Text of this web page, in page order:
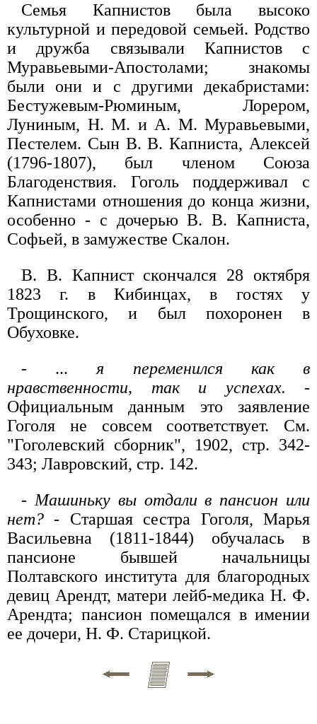
Семья Капнистов была высоко
культурной и передовой семьей. Родство
и дружба связывали Капнистов с
Муравьевыми-Апостолами; знакомы
были они и с другими декабристами:
Бестужевым-Рюминым, Лорером,
Луниным, Н. М. и А. М. Муравьевыми,
Пестелем. Сын В. В. Капниста, Алексей
(1796-1807), был членом Союза
Благоденствия. Гоголь поддерживал с
Капнистами отношения до конца жизни,
особенно - с дочерью В. В. Капниста,
Софьей, в замужестве Скалон.
В. В. Капнист скончался 28 октября
1823 г. в Кибинцах, в гостях у
Трощинского, и был похоронен в
Обуховке.
- ...я переменился как в
нравственности, так и успехах. -
Официальным данным это заявление
Гоголя не совсем соответствует. См.
"Гоголевский сборник", 1902, стр. 342-
343; Лавровский, стр. 142.
-Машиньку вы отдали в пансион или
нет?- Старшая сестра Гоголя, Марья
Васильевна (1811-1844) обучалась в
пансионе бывшей начальницы
Полтавского института для благородных
девиц Арендт, матери лейб-медика Н. Ф.
Арендта; пансион помещался в имении
ее дочери, Н. Ф. Старицкой.